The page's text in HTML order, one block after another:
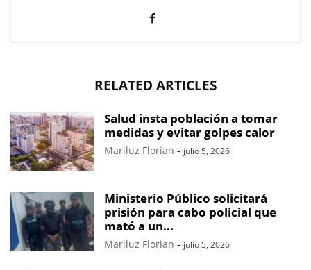
RELATED ARTICLES
Salud insta población a tomar
medidas y evitar golpes calor
Mariluz Florian - julio 5, 2026
Ministerio Público solicitará
prisión para cabo policial que
mató a un...
Mariluz Florian - julio 5, 2026